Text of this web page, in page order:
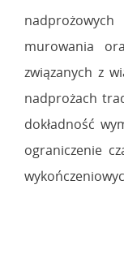
murowania
związanych z
nadprożach
dokładność
ograniczenie